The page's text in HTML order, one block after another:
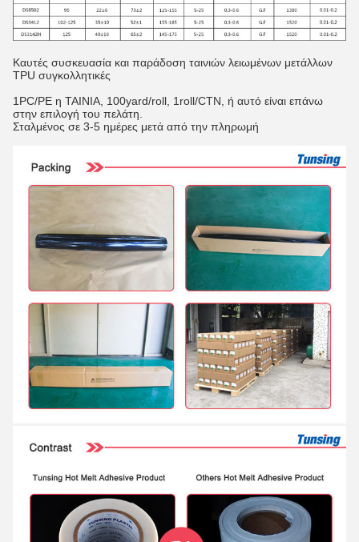
Καυτές συσκευασία και παράδοση ταινιών λειωμένων μετάλλων
TPU συγκολλητικές
1PC/PE η ΤΑΙΝΙΑ, 100yard/roll, 1roll/CTN, ή αυτό είναι επάνω
στην επιλογή του πελάτη.
Σταλμένος σε 3-5 ημέρες μετά από την πληρωμή